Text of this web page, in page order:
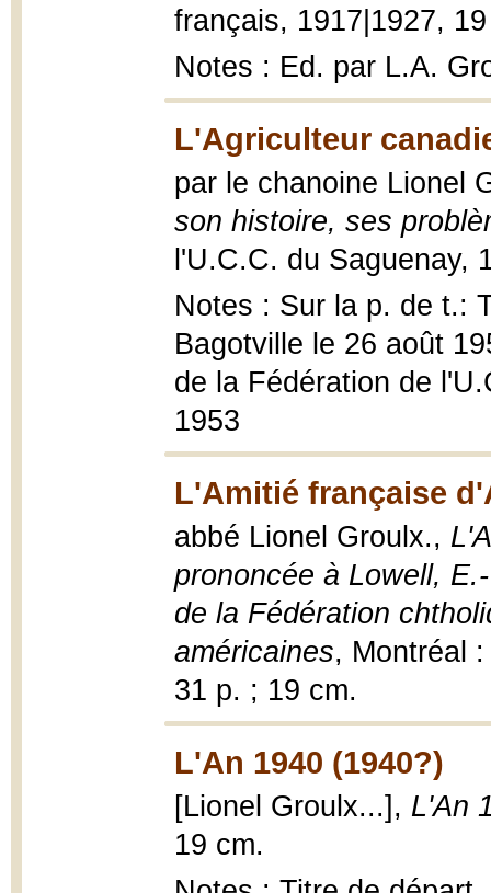
français, 1917|1927,
Notes : Ed. par L.A.
L'Agriculteur
par le chanoine Lionel
son histoire, ses
l'U.C.C. du Saguenay,
Notes : Sur la p. de t.:
Bagotville le 26 août
de la Fédération de
1953
L'Amitié française
abbé Lionel Groulx.,
prononcée à Lowell,
de la Fédération
américaines, Montréal
31 p. ; 19 cm.
L'An 1940 (1940?)
[Lionel Groulx...], L'An
19 cm.